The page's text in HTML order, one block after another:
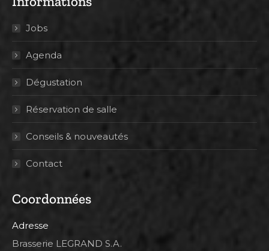
Jobs
Agenda
Dégustation
Réservation de salle
Conseils & nouveautés
Contact
Coordonnées
Adresse
Brasserie LEGRAND S.A.